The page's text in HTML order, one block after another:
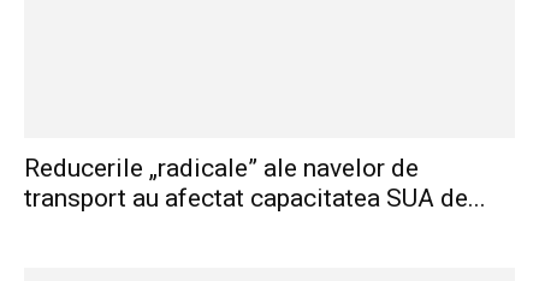
Reducerile „radicale” ale navelor de
transport au afectat capacitatea SUA de...